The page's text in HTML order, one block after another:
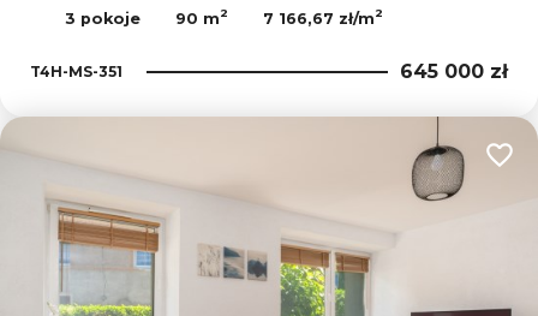
3 pokoje
90 m2 7 166,67 zł/m2
T4H-MS-351 645 000 zł